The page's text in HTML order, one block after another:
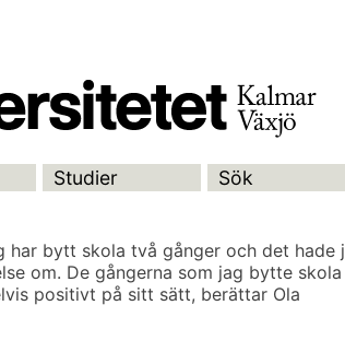
Studier Sök
har bytt skola två gånger och det hade
om. De gångerna som jag bytte skola
positivt på sitt sätt, berättar Ola